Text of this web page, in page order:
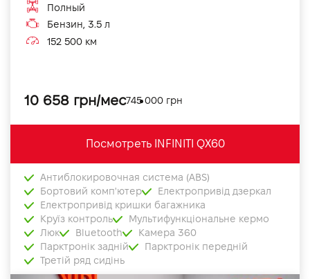
Полный
Бензин, 3.5 л
152 500 км
10 658 грн/мес745 000 грн
Посмотреть INFINITI QX60
Антиблокировочная система (ABS)
Бортовий комп'ютер
Електропривід дзеркал
Електропривід кришки багажника
Круїз контроль
Мультифункціональне кермо
Люк
Bluetooth
Камера 360
Парктронік задній
Парктронік передній
Третій ряд сидінь